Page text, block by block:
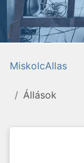
MiskolcAllas
Állások